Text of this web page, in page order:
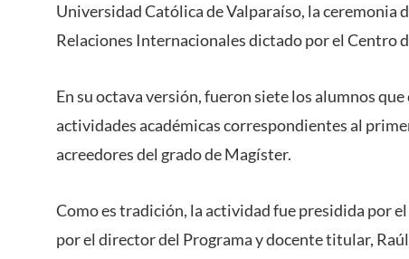
Universidad Católica de Valparaíso, la ceremonia
Relaciones Internacionales dictado por el Centro
En su octava versión, fueron siete los alumnos
actividades académicas correspondientes al
acreedores del grado de Magíster.
Como es tradición, la actividad fue presidida por
por el director del Programa y docente titular,